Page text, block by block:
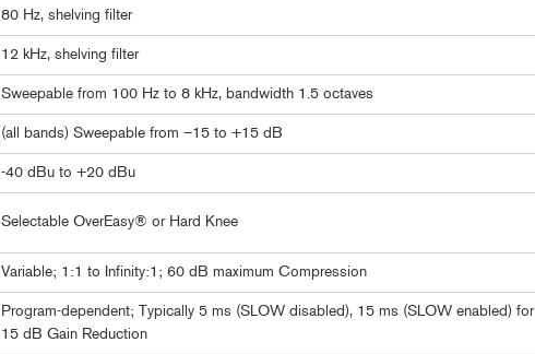
80 Hz, shelving filter
12 kHz, shelving filter
Sweepable from 100 Hz to 8 kHz, bandwidth 1.5 octaves
(all bands) Sweepable from –15 to +15 dB
-40 dBu to +20 dBu
Selectable OverEasy® or Hard Knee
Variable; 1:1 to Infinity:1; 60 dB maximum Compression
Program-dependent; Typically 5 ms (SLOW disabled), 15 ms (SLOW enabled) for
15 dB Gain Reduction